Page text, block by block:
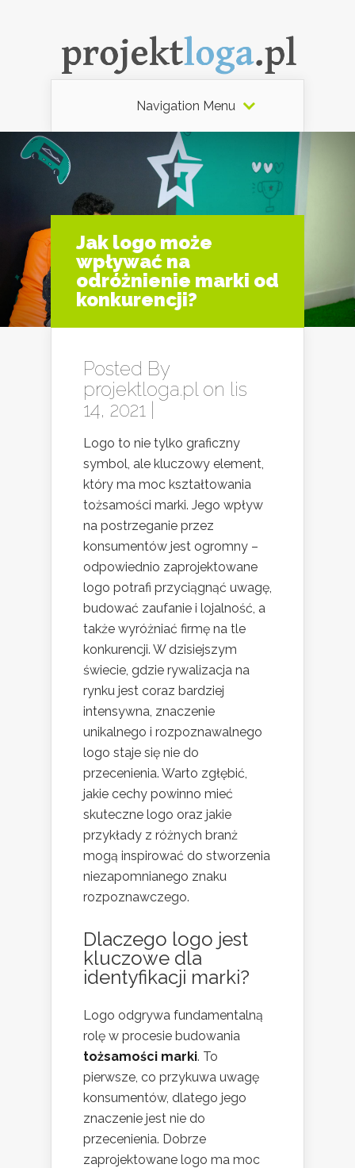
Navigation Menu
Jak logo może
wpływać na
odróżnienie marki od
konkurencji?
Posted By
projektloga.pl on lis
14, 2021 |
Logo to nie tylko graficzny
symbol, ale kluczowy element,
który ma moc kształtowania
tożsamości marki. Jego wpływ
na postrzeganie przez
konsumentów jest ogromny –
odpowiednio zaprojektowane
logo potrafi przyciągnąć uwagę,
budować zaufanie i lojalność, a
także wyróżniać firmę na tle
konkurencji. W dzisiejszym
świecie, gdzie rywalizacja na
rynku jest coraz bardziej
intensywna, znaczenie
unikalnego i rozpoznawalnego
logo staje się nie do
przecenienia. Warto zgłębić,
jakie cechy powinno mieć
skuteczne logo oraz jakie
przykłady z różnych branż
mogą inspirować do stworzenia
niezapomnianego znaku
rozpoznawczego.
Dlaczego logo jest
kluczowe dla
identyfikacji marki?
Logo odgrywa fundamentalną
rolę w procesie budowania
tożsamości marki. To
pierwsze, co przykuwa uwagę
konsumentów, dlatego jego
znaczenie jest nie do
przecenienia. Dobrze
zaprojektowane logo ma moc